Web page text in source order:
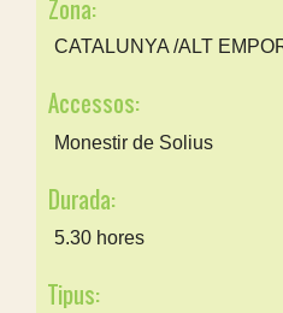
Zona:
CATALUNYA /ALT
Accessos:
Monestir de Solius
Durada:
5.30 hores
Tipus: